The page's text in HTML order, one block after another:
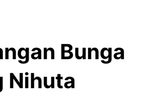
Bunga
Nihuta